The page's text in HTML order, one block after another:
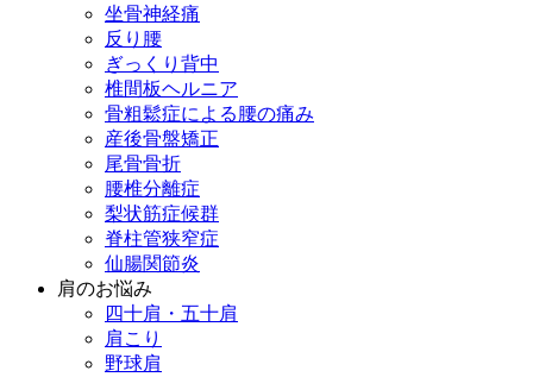
坐骨神経痛
反り腰
ぎっくり背中
椎間板ヘルニア
骨粗鬆症による腰の痛み
産後骨盤矯正
尾骨骨折
腰椎分離症
梨状筋症候群
脊柱管狭窄症
仙腸関節炎
肩のお悩み
四十肩・五十肩
肩こり
野球肩